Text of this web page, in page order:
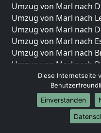
Umzug von Marl nach
Umzug von Marl nach
Umzug von Marl nach
Umzug von Marl nach
Umzug von Marl nach
Umzug von Marl nach
Umzug von Marl nach
Umzug von Marl nach
Umzug von Marl nach
Umzug von Marl nach
Umzug von Marl nach
Diese Internetseite
Einverstanden